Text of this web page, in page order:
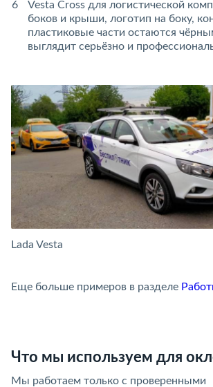
Vesta Cross для логистической
боков и крыши, логотип на боку,
пластиковые части остаются
выглядит серьёзно и
Lada Vesta
Еще больше примеров в разделе
Что мы используем для
Мы работаем только с проверенными